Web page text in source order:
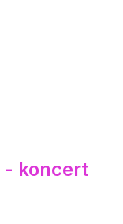
- koncert